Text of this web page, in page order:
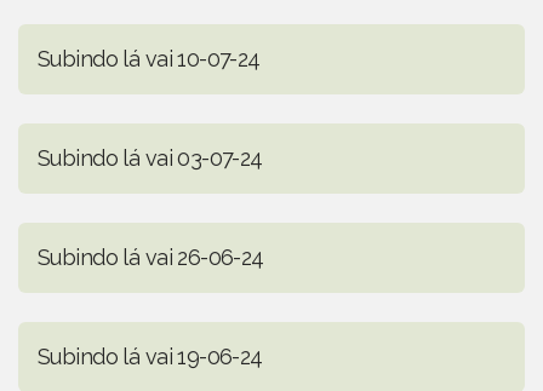
Subindo lá vai 10-07-24
Subindo lá vai 03-07-24
Subindo lá vai 26-06-24
Subindo lá vai 19-06-24